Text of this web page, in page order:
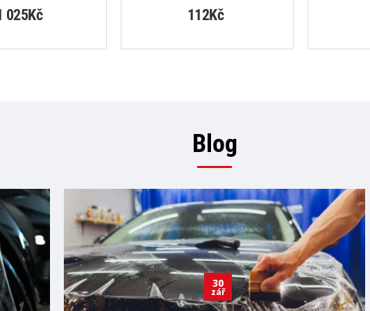
025Kč 112Kč
Blog
30
zář